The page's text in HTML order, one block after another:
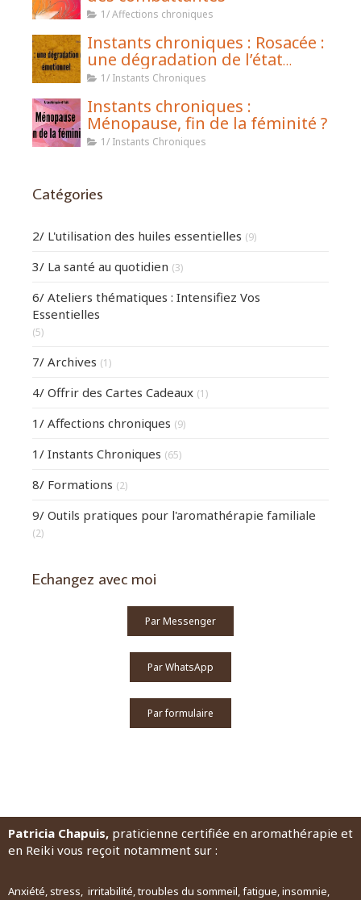
1/ Affections chroniques
Instants chroniques : Rosacée :
une dégradation de l’état
émotionnel
1/ Instants Chroniques
Instants chroniques :
Ménopause, fin de la féminité ?
1/ Instants Chroniques
Catégories
2/ L'utilisation des huiles essentielles (9)
3/ La santé au quotidien (3)
6/ Ateliers thématiques : Intensifiez Vos
Essentielles
(5)
7/ Archives (1)
4/ Offrir des Cartes Cadeaux (1)
1/ Affections chroniques (9)
1/ Instants Chroniques (65)
8/ Formations (2)
9/ Outils pratiques pour l'aromathérapie familiale
(2)
Echangez avec moi
Par Messenger
Par WhatsApp
Par formulaire
Patricia Chapuis, praticienne certifiée en aromathérapie et
en Reiki vous reçoit notamment sur :
Anxiété, stress, irritabilité, troubles du sommeil, fatigue, insomnie,